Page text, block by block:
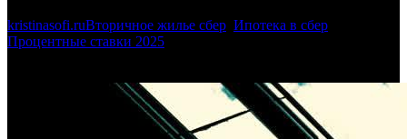
kristinasofi.ruВторичное жилье сбер Ипотека в сбер
Процентные ставки 2025